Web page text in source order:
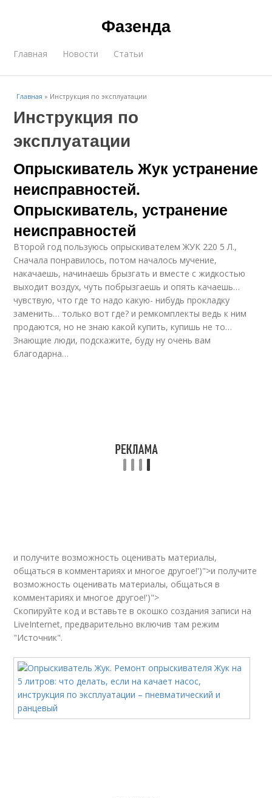
Фазенда
Главная Новости Статьи
Главная » Инструкция по эксплуатации
Инструкция по
эксплуатации
Опрыскиватель Жук устранение
неисправностей.
Опрыскиватель, устранение
неисправностей
Второй год пользуюсь опрыскивателем ЖУК 220 5 Л.,
Сначала понравилось, потом началось мучение,
накачаешь, начинаешь брызгать и вместе с жидкостью
выходит воздух, чуть побрызгаешь и опять качаешь…
чувствую, что где то надо какую- нибудь прокладку
заменить… только вот где? и ремкомплекты ведь к ним
продаются, но не знаю какой купить, купишь не то…
Знающие люди, подскажите, буду ну очень вам
благодарна…
и получите возможность оценивать материалы,
общаться в комментариях и многое другое!')">и получите
возможность оценивать материалы, общаться в
комментариях и многое другое!')">
Скопируйте код и вставьте в окошко создания записи на
LiveInternet, предварительно включив там режим
"Источник".